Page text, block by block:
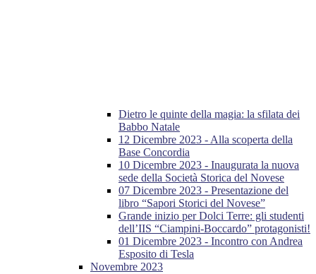
Dietro le quinte della magia: la sfilata dei
Babbo Natale
12 Dicembre 2023 - Alla scoperta della
Base Concordia
10 Dicembre 2023 - Inaugurata la nuova
sede della Società Storica del Novese
07 Dicembre 2023 - Presentazione del
libro “Sapori Storici del Novese”
Grande inizio per Dolci Terre: gli studenti
dell’IIS “Ciampini-Boccardo” protagonisti!
01 Dicembre 2023 - Incontro con Andrea
Esposito di Tesla
Novembre 2023